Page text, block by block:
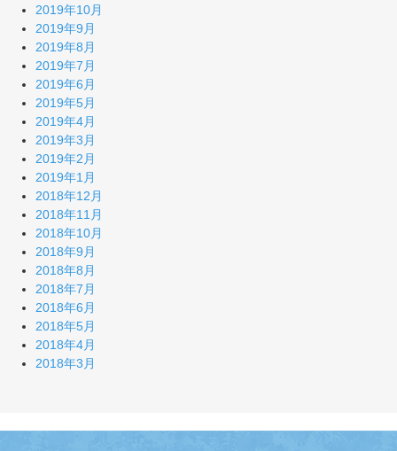
2019年10月
2019年9月
2019年8月
2019年7月
2019年6月
2019年5月
2019年4月
2019年3月
2019年2月
2019年1月
2018年12月
2018年11月
2018年10月
2018年9月
2018年8月
2018年7月
2018年6月
2018年5月
2018年4月
2018年3月